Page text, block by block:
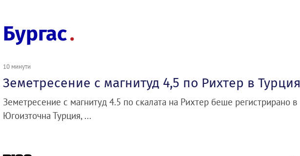
Бургас
10 минути
Земетресение с магнитуд 4,5 по Рихтер в Турция
Земетресение с магнитуд 4.5 по скалата на Рихтер беше регистрирано в
Югоизточна Турция, ...